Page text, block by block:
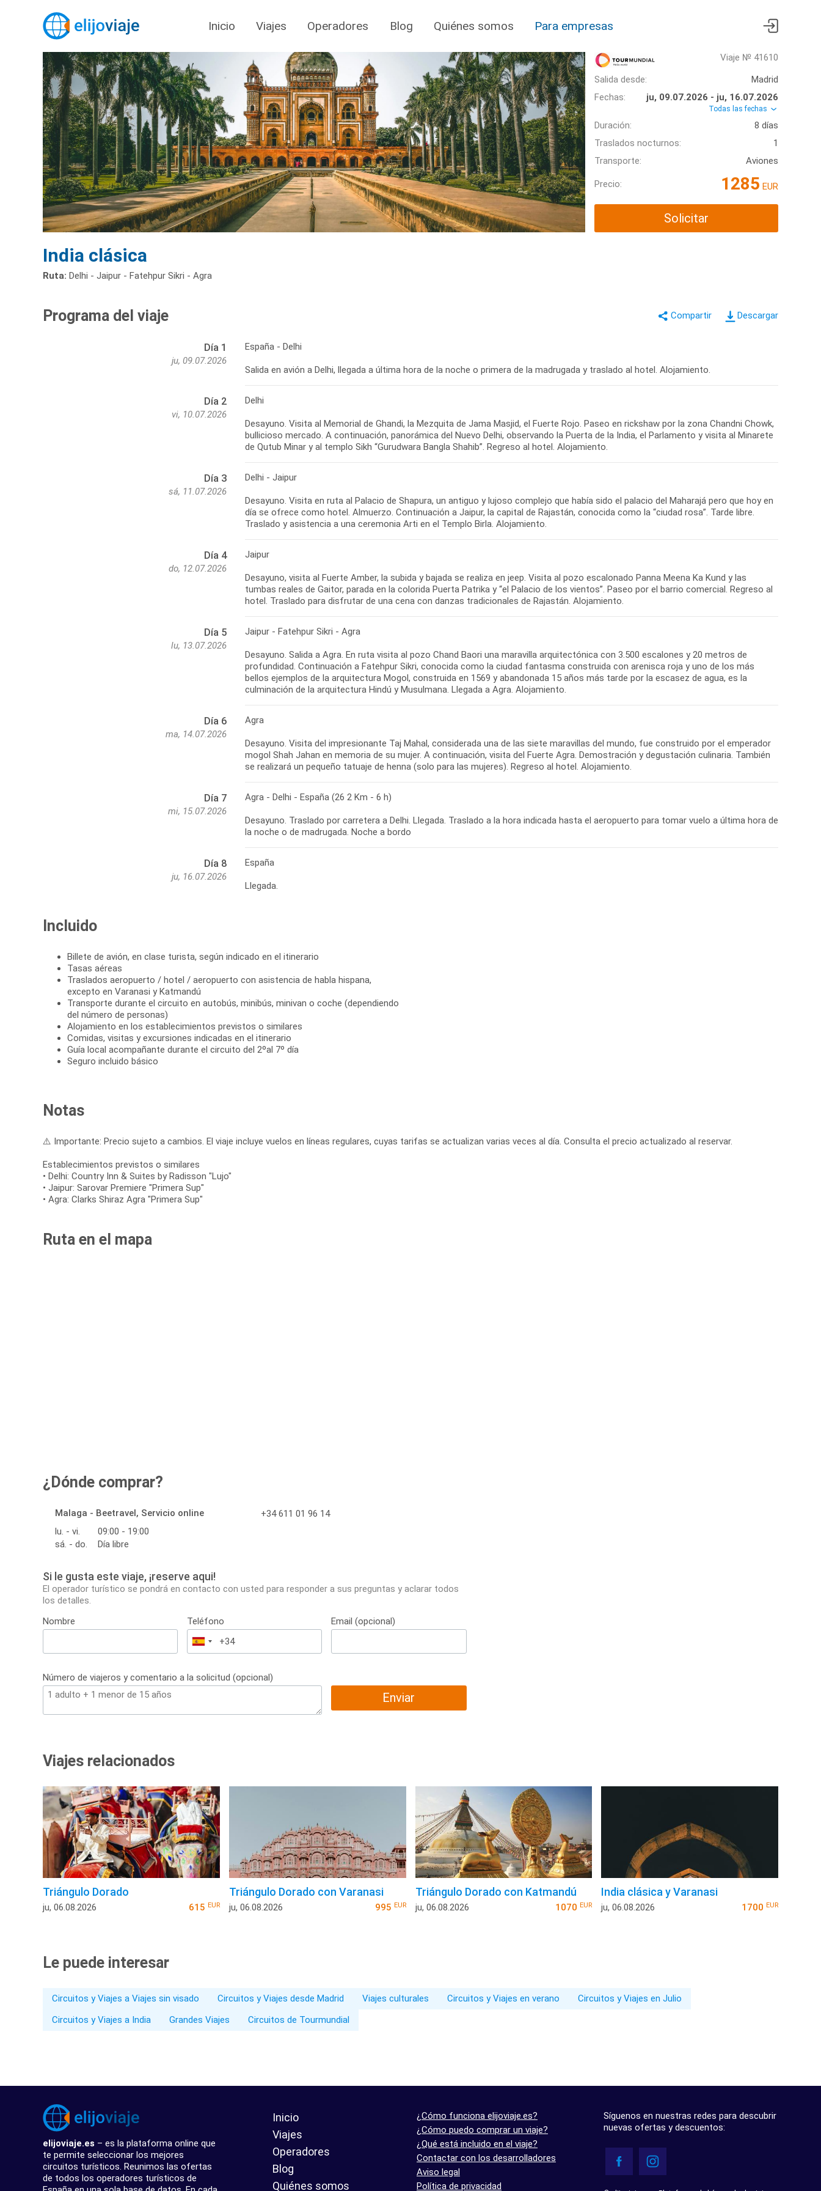
Inicio Viajes Operadores Blog Quiénes somos Para empresas
Viaje № 41610
Salida desde:
Madrid
Fechas:
ju, 09.07.2026 - ju, 16.07.2026
Todas las fechas
Duración:
8 días
Traslados nocturnos:
1
Transporte:
Aviones
Precio: 1285 EUR
Solicitar
India clásica
Ruta: Delhi - Jaipur - Fatehpur Sikri - Agra
Descargar
Programa del viaje
Día 1
ju, 09.07.2026
España - Delhi
Salida en avión a Delhi, llegada a última hora de la noche o primera de la madrugada y traslado al hotel. Alojamiento.
Día 2
vi, 10.07.2026
Delhi
Desayuno. Visita al Memorial de Ghandi, la Mezquita de Jama Masjid, el Fuerte Rojo. Paseo en rickshaw por la zona Chandni Chowk,
bullicioso mercado. A continuación, panorámica del Nuevo Delhi, observando la Puerta de la India, el Parlamento y visita al Minarete
de Qutub Minar y al templo Sikh “Gurudwara Bangla Shahib”. Regreso al hotel. Alojamiento.
Día 3
sá, 11.07.2026
Delhi - Jaipur
Desayuno. Visita en ruta al Palacio de Shapura, un antiguo y lujoso complejo que había sido el palacio del Maharajá pero que hoy en
día se ofrece como hotel. Almuerzo. Continuación a Jaipur, la capital de Rajastán, conocida como la “ciudad rosa”. Tarde libre.
Traslado y asistencia a una ceremonia Arti en el Templo Birla. Alojamiento.
Día 4
do, 12.07.2026
Jaipur
Desayuno, visita al Fuerte Amber, la subida y bajada se realiza en jeep. Visita al pozo escalonado Panna Meena Ka Kund y las
tumbas reales de Gaitor, parada en la colorida Puerta Patrika y “el Palacio de los vientos”. Paseo por el barrio comercial. Regreso al
hotel. Traslado para disfrutar de una cena con danzas tradicionales de Rajastán. Alojamiento.
Día 5
lu, 13.07.2026
Jaipur - Fatehpur Sikri - Agra
Desayuno. Salida a Agra. En ruta visita al pozo Chand Baori una maravilla arquitectónica con 3.500 escalones y 20 metros de
profundidad. Continuación a Fatehpur Sikri, conocida como la ciudad fantasma construida con arenisca roja y uno de los más
bellos ejemplos de la arquitectura Mogol, construida en 1569 y abandonada 15 años más tarde por la escasez de agua, es la
culminación de la arquitectura Hindú y Musulmana. Llegada a Agra. Alojamiento.
Día 6
ma, 14.07.2026
Agra
Desayuno. Visita del impresionante Taj Mahal, considerada una de las siete maravillas del mundo, fue construido por el emperador
mogol Shah Jahan en memoria de su mujer. A continuación, visita del Fuerte Agra. Demostración y degustación culinaria. También
se realizará un pequeño tatuaje de henna (solo para las mujeres). Regreso al hotel. Alojamiento.
Día 7
mi, 15.07.2026
Agra - Delhi - España (26 2 Km - 6 h)
Desayuno. Traslado por carretera a Delhi. Llegada. Traslado a la hora indicada hasta el aeropuerto para tomar vuelo a última hora de
la noche o de madrugada. Noche a bordo
Día 8
ju, 16.07.2026
España
Llegada.
Incluido
Billete de avión, en clase turista, según indicado en el itinerario
Tasas aéreas
Traslados aeropuerto / hotel / aeropuerto con asistencia de habla hispana,
excepto en Varanasi y Katmandú
Transporte durante el circuito en autobús, minibús, minivan o coche (dependiendo
del número de personas)
Alojamiento en los establecimientos previstos o similares
Comidas, visitas y excursiones indicadas en el itinerario
Guía local acompañante durante el circuito del 2ºal 7º día
Seguro incluido básico
Notas
⚠️ Importante: Precio sujeto a cambios. El viaje incluye vuelos en líneas regulares, cuyas tarifas se actualizan varias veces al día. Consulta el precio actualizado al reservar.
Establecimientos previstos o similares
• Delhi: Country Inn & Suites by Radisson "Lujo"
• Jaipur: Sarovar Premiere "Primera Sup"
• Agra: Clarks Shiraz Agra "Primera Sup"
Ruta en el mapa
¿Dónde comprar?
Malaga - Beetravel, Servicio online
lu. - vi.
09:00 - 19:00
sá. - do.
Día libre
+34 611 01 96 14
Si le gusta este viaje, ¡reserve aqui!
El operador turístico se pondrá en contacto con usted para responder a sus preguntas y aclarar todos
los detalles.
Nombre
Teléfono
España
+34
Email (opcional)
Número de viajeros y comentario a la solicitud (opcional)
Enviar
Viajes relacionados
Triángulo Dorado
ju, 06.08.2026 615 EUR
Triángulo Dorado con Varanasi
ju, 06.08.2026 995 EUR
Triángulo Dorado con Katmandú
ju, 06.08.2026 1070EUR
India clásica y Varanasi
ju, 06.08.2026 1700 EUR
Le puede interesar
Circuitos y Viajes a Viajes sin visado Circuitos y Viajes desde Madrid Viajes culturales Circuitos y Viajes en verano
Circuitos y Viajes en Julio
Circuitos y Viajes a India
Grandes Viajes Circuitos de Tourmundial
elijoviaje.es – es la plataforma online que
te permite seleccionar los mejores
circuitos turísticos. Reunimos las ofertas
de todos los operadores turísticos de
Inicio
Viajes
Operadores
Blog
Quiénes somos
¿Cómo funciona elijoviaje.es?
¿Cómo puedo comprar un viaje?
¿Qué está incluido en el viaje?
Contactar con los desarrolladores
Aviso legal
Política de privacidad
Síguenos en nuestras redes para descubrir
nuevas ofertas y descuentos: